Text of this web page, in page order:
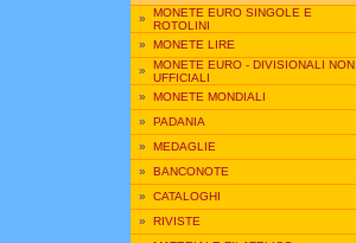
» MONETE EURO SINGOLE E
ROTOLINI
» MONETE LIRE
» MONETE EURO - DIVISIONALI NON
UFFICIALI
» MONETE MONDIALI
» PADANIA
» MEDAGLIE
» BANCONOTE
» CATALOGHI
» RIVISTE